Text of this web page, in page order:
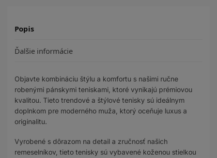
Popis
Ďalšie informácie
Objavte kombináciu štýlu a komfortu s našimi ručne
robenými pánskymi teniskami, ktoré vynikajú prémiovou
kvalitou. Tieto trendové a štýlové tenisky sú ideálnym
doplnkom pre moderného muža, ktorý oceňuje luxus a
originalitu.
Vyrobené s dôrazom na detail a zručnosť našich
remeselníkov, tieto tenisky sú vybavené koženou stielkou